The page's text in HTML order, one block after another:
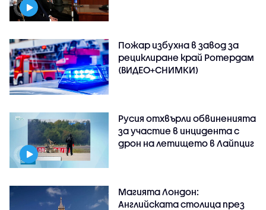
Пожар избухна в завод за
рециклиране край Ротердам
(ВИДЕО+СНИМКИ)
Русия отхвърли обвиненията
за участие в инцидента с
дрон на летището в Лайпциг
Магията Лондон:
Английската столица през